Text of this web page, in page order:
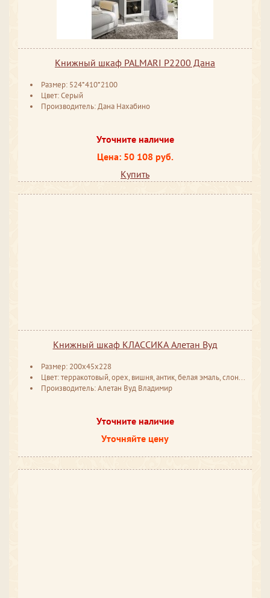
Книжный шкаф PALMARI P2200 Дана
Размер: 524*410*2100
Цвет: Серый
Производитель: Дана Нахабино
Уточните наличие
Цена: 50 108 руб.
Купить
Книжный шкаф КЛАССИКА Алетан Вуд
Размер: 200x45x228
Цвет: терракотовый, орех, вишня, антик, белая эмаль, слоновая кость
Производитель: Алетан Вуд Владимир
Уточните наличие
Уточняйте цену